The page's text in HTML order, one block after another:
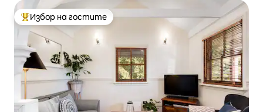
Най-популярен избор на гостите
Избор на гостите